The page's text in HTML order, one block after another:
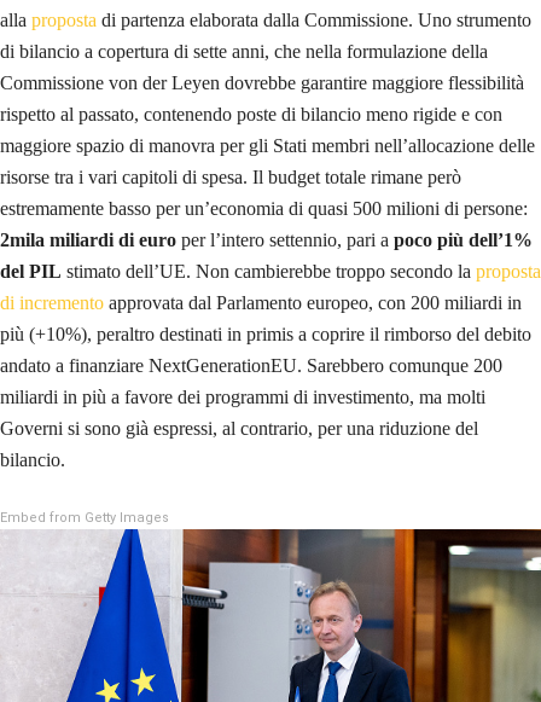
alla proposta di partenza elaborata dalla Commissione. Uno strumento
di bilancio a copertura di sette anni, che nella formulazione della
Commissione von der Leyen dovrebbe garantire maggiore flessibilità
rispetto al passato, contenendo poste di bilancio meno rigide e con
maggiore spazio di manovra per gli Stati membri nell’allocazione delle
risorse tra i vari capitoli di spesa. Il budget totale rimane però
estremamente basso per un’economia di quasi 500 milioni di persone:
2mila miliardi di euro per l’intero settennio, pari a poco più dell’1%
del PIL stimato dell’UE. Non cambierebbe troppo secondo la proposta
di incremento approvata dal Parlamento europeo, con 200 miliardi in
più (+10%), peraltro destinati in primis a coprire il rimborso del debito
andato a finanziare NextGenerationEU. Sarebbero comunque 200
miliardi in più a favore dei programmi di investimento, ma molti
Governi si sono già espressi, al contrario, per una riduzione del
bilancio.
Embed from Getty Images